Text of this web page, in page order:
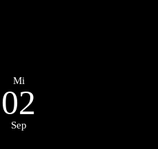
Mi
02
Sep